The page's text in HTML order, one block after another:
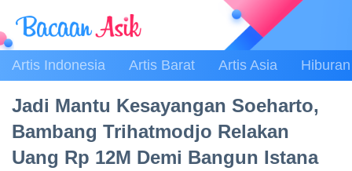
Artis Indonesia Artis Barat Artis Asia Hiburan
Jadi Mantu Kesayangan Soeharto,
Bambang Trihatmodjo Relakan
Uang Rp 12M Demi Bangun Istana